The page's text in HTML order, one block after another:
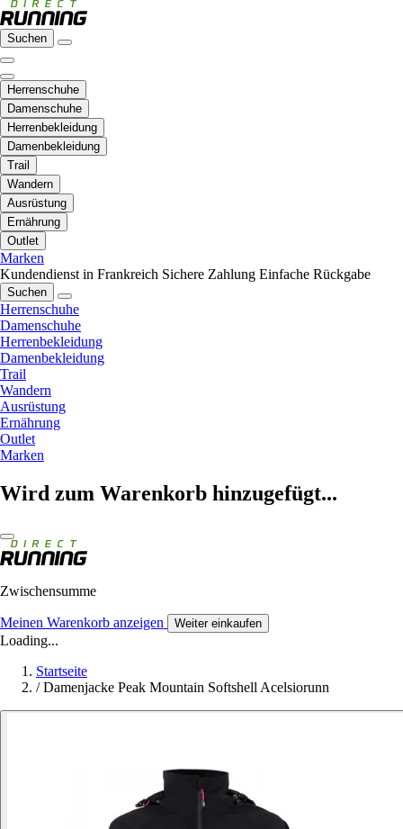
Suchen
Herrenschuhe
Damenschuhe
Herrenbekleidung
Damenbekleidung
Trail
Wandern
Ausrüstung
Ernährung
Outlet
Marken
Kundendienst in Frankreich Sichere Zahlung Einfache Rückgabe
Suchen
Herrenschuhe
Damenschuhe
Herrenbekleidung
Damenbekleidung
Trail
Wandern
Ausrüstung
Ernährung
Outlet
Marken
Wird zum Warenkorb hinzugefügt...
Zwischensumme
Meinen Warenkorb anzeigen Weiter einkaufen
Loading...
Startseite
/ Damenjacke Peak Mountain Softshell Acelsiorunn